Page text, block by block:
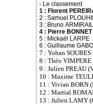
- Le classement
1 : Florent
2 : Samuel
3 : Bruno
4 : Pierre
5 : Mickaël
6 : Guillaume
7 : Yohan
8 : Théo VIMPERE
9 : Julien PREAU
10 : Maxime
11 : Vivian BORN (
12 : Martial
13 : Julien LAMY